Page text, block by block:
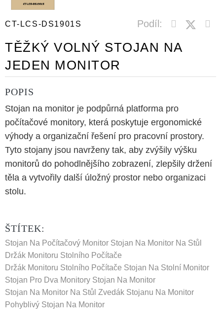
CT-LCS-DS1901S Podíl:
TĚŽKÝ VOLNÝ STOJAN NA
JEDEN MONITOR
POPIS
Stojan na monitor je podpůrná platforma pro
počítačové monitory, která poskytuje ergonomické
výhody a organizační řešení pro pracovní prostory.
Tyto stojany jsou navrženy tak, aby zvýšily výšku
monitorů do pohodlnějšího zobrazení, zlepšily držení
těla a vytvořily další úložný prostor nebo organizaci
stolu.
ŠTÍTEK:
Stojan Na Počítačový Monitor Stojan Na Monitor Na Stůl
Držák Monitoru Stolního Počítače
Držák Monitoru Stolního Počítače Stojan Na Stolní Monitor
Stojan Pro Dva Monitory Stojan Na Monitor
Stojan Na Monitor Na Stůl Zvedák Stojanu Na Monitor
Pohyblivý Stojan Na Monitor